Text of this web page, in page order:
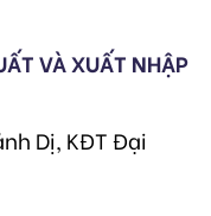
VÀ XUẤT NHẬP
Dị, KĐT Đại